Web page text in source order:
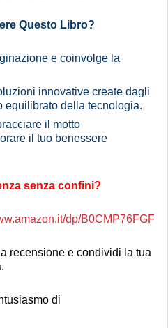
Questo Libro?
e coinvolge la
innovative create dagli
equilibrato della tecnologia.
il motto
il tuo benessere
senza confini?
dp/B0CMP76FGF
recensione e condividi la tua
di